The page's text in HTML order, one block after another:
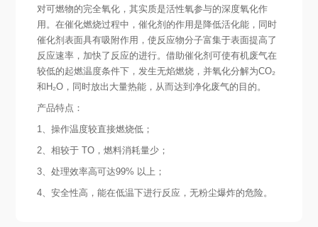
对可燃物的完全氧化，其实质是活性氧参与的深度氧化作
用。在催化燃烧过程中，催化剂的作用是降低活化能，同时
催化剂表面具有吸附作用，使反应物分子富集于表面提高了
反应速率，加快了反应的进行。借助催化剂可使有机废气在
较低的起燃温度条件下，发生无焰燃烧，并氧化分解为CO₂
和H₂O，同时放出大量热能，从而达到净化废气的目的。
产品特点：
1、操作温度较直接燃烧低；
2、相较于 TO，燃料消耗量少；
3、处理效率高可达99% 以上；
4、安全性高，能在低温下进行反应，无粉尘爆炸的危险。